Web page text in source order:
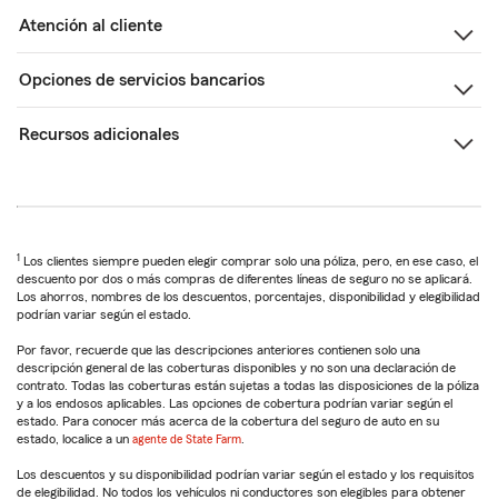
Atención al cliente
Opciones de servicios bancarios
Recursos adicionales
1 Los clientes siempre pueden elegir comprar solo una póliza, pero, en ese caso, el
descuento por dos o más compras de diferentes líneas de seguro no se aplicará.
Los ahorros, nombres de los descuentos, porcentajes, disponibilidad y elegibilidad
podrían variar según el estado.
Por favor, recuerde que las descripciones anteriores contienen solo una
descripción general de las coberturas disponibles y no son una declaración de
contrato. Todas las coberturas están sujetas a todas las disposiciones de la póliza
y a los endosos aplicables. Las opciones de cobertura podrían variar según el
estado. Para conocer más acerca de la cobertura del seguro de auto en su
estado, localice a un agente de State Farm
Los descuentos y su disponibilidad podrían variar según el estado y los requisitos
de elegibilidad. No todos los vehículos ni conductores son elegibles para obtener